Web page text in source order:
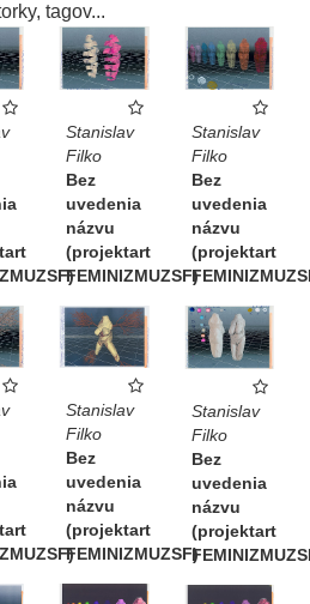
tagov...
Stanislav
Filko
Bez
uvedenia
názvu
(projektart
FEMINIZMUZSF)
Stanislav
Filko
Bez
uvedenia
názvu
(projektart
Stanislav
Filko
Bez
uvedenia
názvu
(projektart
FEMINIZMUZSF)
Stanislav
Filko
Bez
uvedenia
názvu
(projektart